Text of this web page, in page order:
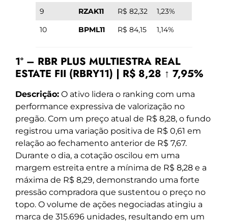
9
RZAK11 R$ 82,32
1,23%
10
BPML11 R$ 84,15 1,14%
1º – RBR PLUS MULTIESTRA REAL
ESTATE FII (RBRY11) | R$ 8,28 ↑ 7,95%
Descrição: O ativo lidera o ranking com uma
performance expressiva de valorização no
pregão. Com um preço atual de R$ 8,28, o fundo
registrou uma variação positiva de R$ 0,61 em
relação ao fechamento anterior de R$ 7,67.
Durante o dia, a cotação oscilou em uma
margem estreita entre a mínima de R$ 8,28 e a
máxima de R$ 8,29, demonstrando uma forte
pressão compradora que sustentou o preço no
topo. O volume de ações negociadas atingiu a
marca de 315.696 unidades, resultando em um